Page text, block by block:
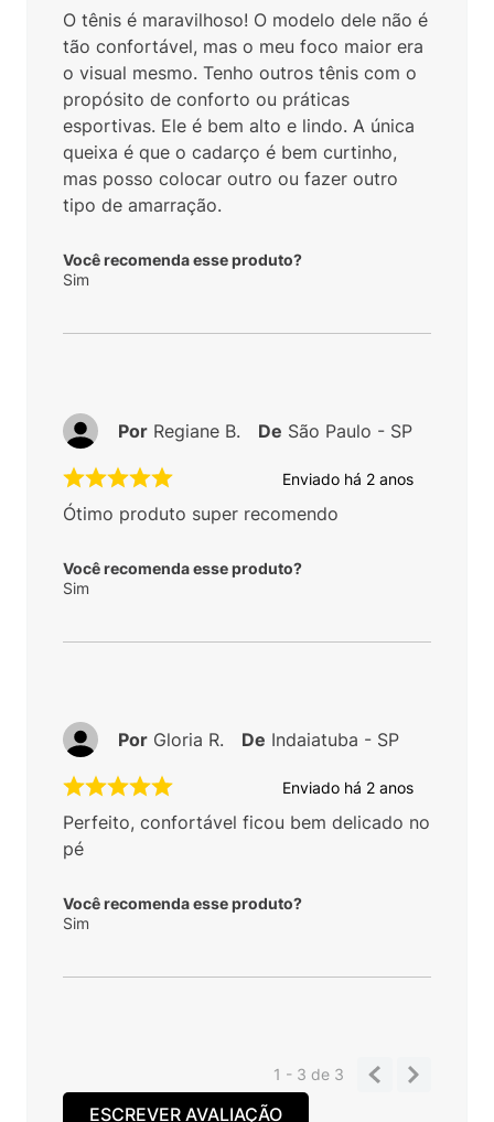
O tênis é maravilhoso! O modelo dele não é
tão confortável, mas o meu foco maior era
o visual mesmo. Tenho outros tênis com o
propósito de conforto ou práticas
esportivas. Ele é bem alto e lindo. A única
queixa é que o cadarço é bem curtinho,
mas posso colocar outro ou fazer outro
tipo de amarração.
Você recomenda esse produto?
Sim
Enviado há 2 anos
Ótimo produto super recomendo
Você recomenda esse produto?
Sim
Por Regiane B. De São Paulo - SP
Enviado há 2 anos
Perfeito, confortável ficou bem delicado no
pé
Você recomenda esse produto?
Sim
Por Gloria R. De Indaiatuba - SP
1 - 3de 3
ESCREVER AVALIAÇÃO